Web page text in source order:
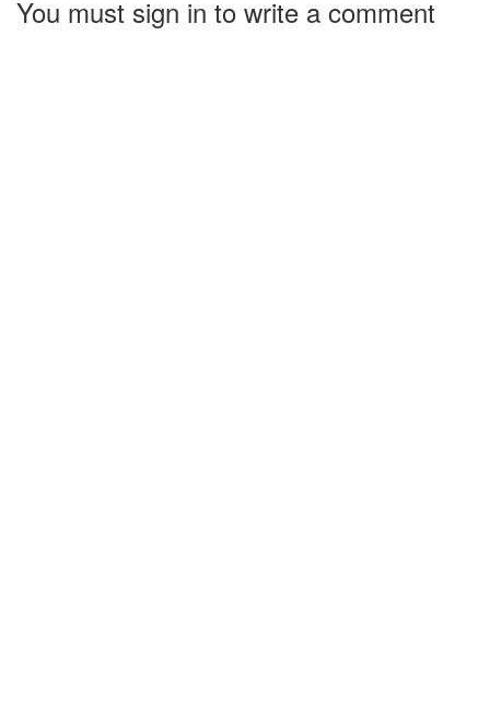
You must sign in to write a comment